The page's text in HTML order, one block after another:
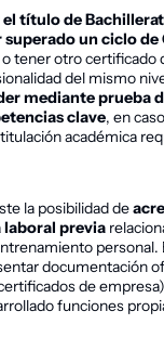
el título de
superado un ciclo de
o tener otro certificado
del mismo
mediante prueba
clave, en
académica
la posibilidad de
laboral previa
personal.
documentación
de
funciones